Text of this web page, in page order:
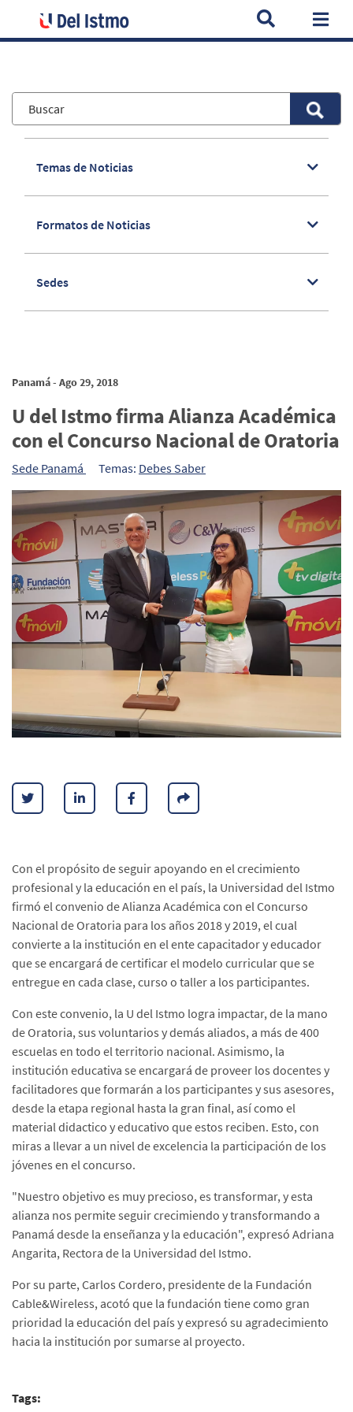
Home Noticias U del Istmo firma Alianza Académica con el
Temas de Noticias
Formatos de Noticias
Sedes
Panamá - Ago 29, 2018
U del Istmo firma Alianza Académica
con el Concurso Nacional de Oratoria
Sede Panamá Temas: Debes Saber
Con el propósito de seguir apoyando en el crecimiento
profesional y la educación en el país, la Universidad del Istmo
firmó el convenio de Alianza Académica con el Concurso
Nacional de Oratoria para los años 2018 y 2019, el cual
convierte a la institución en el ente capacitador y educador
que se encargará de certificar el modelo curricular que se
entregue en cada clase, curso o taller a los participantes.
Con este convenio, la U del Istmo logra impactar, de la mano
de Oratoria, sus voluntarios y demás aliados, a más de 400
escuelas en todo el territorio nacional. Asimismo, la
institución educativa se encargará de proveer los docentes y
facilitadores que formarán a los participantes y sus asesores,
desde la etapa regional hasta la gran final, así como el
material didactico y educativo que estos reciben. Esto, con
miras a llevar a un nivel de excelencia la participación de los
jóvenes en el concurso.
"Nuestro objetivo es muy precioso, es transformar, y esta
alianza nos permite seguir crecimiendo y transformando a
Panamá desde la enseñanza y la educación", expresó Adriana
Angarita, Rectora de la Universidad del Istmo.
Por su parte, Carlos Cordero, presidente de la Fundación
Cable&Wireless, acotó que la fundación tiene como gran
prioridad la educación del país y expresó su agradecimiento
hacia la institución por sumarse al proyecto.
Tags: